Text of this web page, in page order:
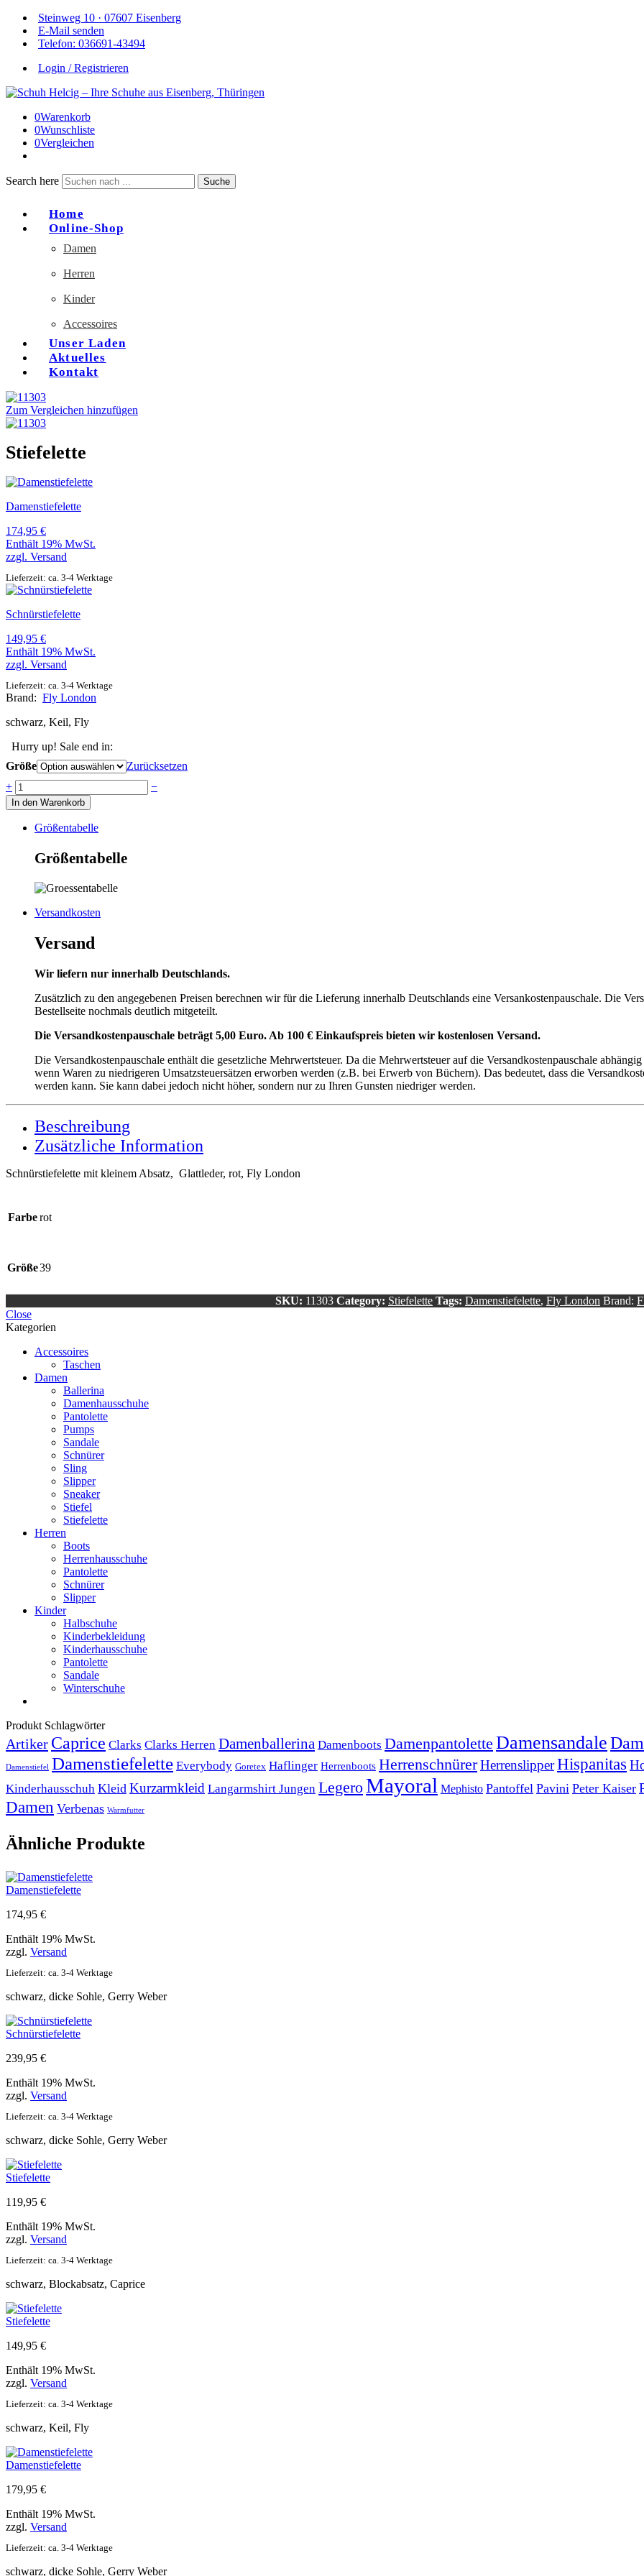
Steinweg 10 · 07607 Eisenberg
E-Mail senden
Telefon: 036691-43494
Login / Registrieren
0Warenkorb
0Wunschliste
0Vergleichen
Search here Suche
Home
Online-Shop
Damen
Herren
Kinder
Accessoires
Unser Laden
Aktuelles
Kontakt
Zum Vergleichen hinzufügen
Stiefelette
Damenstiefelette
174,95 €
Enthält 19% MwSt.
zzgl. Versand
Lieferzeit: ca. 3-4 Werktage
Schnürstiefelette
149,95 €
Enthält 19% MwSt.
zzgl. Versand
Lieferzeit: ca. 3-4 Werktage
Brand: Fly London
schwarz, Keil, Fly
Hurry up! Sale end in:
Größe
Zurücksetzen
Anzahl
+ −
In den Warenkorb
Größentabelle
Größentabelle
Versandkosten
Versand
Wir liefern nur innerhalb Deutschlands.
Zusätzlich zu den angegebenen Preisen berechnen wir für die Lieferung innerhalb Deutschlands eine Versankostenpauschale. Die
Bestellseite nochmals deutlich mitgeteilt.
Die Versandkostenpauschale beträgt 5,00 Euro. Ab 100 € Einkaufspreis bieten wir kostenlosen Versand.
Die Versandkostenpauschale enthält die gesetzliche Mehrwertsteuer. Da die Mehrwertsteuer auf die Versandkostenpauschale
wenn Waren zu niedrigeren Umsatzsteuersätzen erworben werden (z.B. bei Erwerb von Büchern). Das bedeutet, dass die
werden kann. Sie kann dabei jedoch nicht höher, sondern nur zu Ihren Gunsten niedriger werden.
Beschreibung
Zusätzliche Information
Schnürstiefelette mit kleinem Absatz, Glattleder, rot, Fly London
Farberot
Größe39
SKU: 11303 Category: Stiefelette Tags: Damenstiefelette, Fly London Brand:
Close
Kategorien
Accessoires
Taschen
Damen
Ballerina
Damenhausschuhe
Pantolette
Pumps
Sandale
Schnürer
Sling
Slipper
Sneaker
Stiefel
Stiefelette
Herren
Boots
Herrenhausschuhe
Pantolette
Schnürer
Slipper
Kinder
Halbschuhe
Kinderbekleidung
Kinderhausschuhe
Pantolette
Sandale
Winterschuhe
Produkt Schlagwörter
Artiker Caprice Clarks Clarks Herren Damenballerina Damenboots Damenpantolette Damensandale
Damenstiefel Damenstiefelette Everybody Goretex Haflinger Herrenboots HerrenschnürerHerrenslipperHispanitas
Kinderhausschuh Kleid Kurzarmkleid Langarmshirt Jungen LegeroMayoral Mephisto Pantoffel Pavini Peter Kaiser
Damen Verbenas Warmfutter
Ähnliche Produkte
Damenstiefelette
174,95 €
Enthält 19% MwSt.
zzgl. Versand
Lieferzeit: ca. 3-4 Werktage
schwarz, dicke Sohle, Gerry Weber
Schnürstiefelette
239,95 €
Enthält 19% MwSt.
zzgl. Versand
Lieferzeit: ca. 3-4 Werktage
schwarz, dicke Sohle, Gerry Weber
Stiefelette
119,95 €
Enthält 19% MwSt.
zzgl. Versand
Lieferzeit: ca. 3-4 Werktage
schwarz, Blockabsatz, Caprice
Stiefelette
149,95 €
Enthält 19% MwSt.
zzgl. Versand
Lieferzeit: ca. 3-4 Werktage
schwarz, Keil, Fly
Damenstiefelette
179,95 €
Enthält 19% MwSt.
zzgl. Versand
Lieferzeit: ca. 3-4 Werktage
schwarz, dicke Sohle, Gerry Weber